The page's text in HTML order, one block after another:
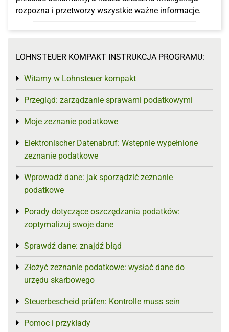
rozpozna i przetworzy wszystkie ważne informacje.
LOHNSTEUER KOMPAKT INSTRUKCJA PROGRAMU:
Witamy w Lohnsteuer kompakt
Toggle menu
Przegląd: zarządzanie sprawami podatkowymi
Toggle menu
Moje zeznanie podatkowe
Toggle menu
Elektronischer Datenabruf: Wstępnie wypełnione
zeznanie podatkowe
Toggle menu
Wprowadź dane: jak sporządzić zeznanie
podatkowe
Toggle menu
Porady dotyczące oszczędzania podatków:
zoptymalizuj swoje dane
Toggle menu
Sprawdź dane: znajdź błąd
Toggle menu
Złożyć zeznanie podatkowe: wysłać dane do
urzędu skarbowego
Toggle menu
Steuerbescheid prüfen: Kontrolle muss sein
Toggle menu
Pomoc i przykłady
Toggle menu